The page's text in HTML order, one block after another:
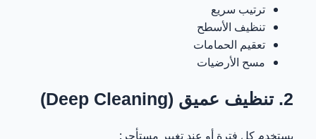
ترتيب سريع
تنظيف الأسطح
تعقيم الحمامات
مسح الأرضيات
2. تنظيف عميق (Deep Cleaning)
يستخدم كل فترة أو عند تغيير مستأجر: